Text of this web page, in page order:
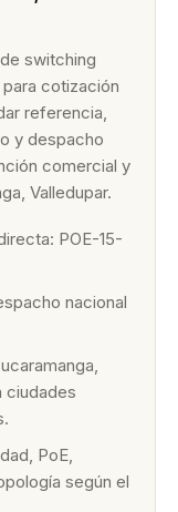
switching
cotización
referencia,
y despacho
comercial y
Valledupar.
POE-15-
nacional
ciudades
PoE,
según el